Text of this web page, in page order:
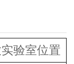
验室位置